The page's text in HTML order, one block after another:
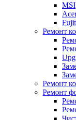
MSI
Ремонт
Ремонт
Ремонт